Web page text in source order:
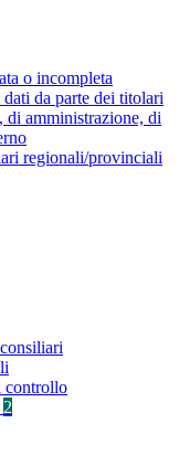
o incompleta
da parte dei titolari
amministrazione, di
regionali/provinciali
controllo
2